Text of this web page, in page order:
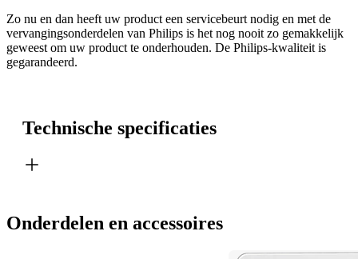
Zo nu en dan heeft uw product een servicebeurt nodig en met de
vervangingsonderdelen van Philips is het nog nooit zo gemakkelijk
geweest om uw product te onderhouden. De Philips-kwaliteit is
gegarandeerd.
Technische specificaties
Onderdelen en accessoires